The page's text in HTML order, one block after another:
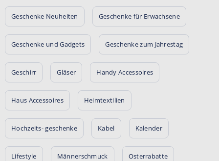
Geschenke Neuheiten Geschenke für Erwachsene
Geschenke und Gadgets Geschenke zum Jahrestag
Geschirr Gläser Handy Accessoires
Haus Accessoires Heimtextilien
Hochzeits- geschenke Kabel Kalender
Lifestyle Männerschmuck Osterrabatte